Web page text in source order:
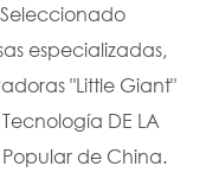
especializadas,
"Little Giant"
DE LA
de China.